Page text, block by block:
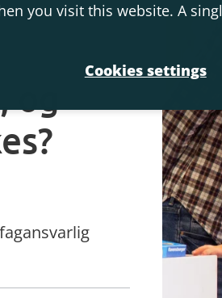
you visit this website. A
Cookies settings
og